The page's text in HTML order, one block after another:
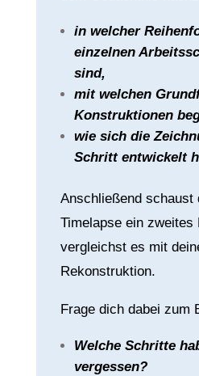
in welcher
einzelnen
sind,
mit welchen
Konstruktionen
wie sich die
Schritt entwickelt
Anschließend schaust
Timelapse ein zweites
vergleichst es mit
Rekonstruktion.
Frage dich dabei zum
Welche Schritte
vergessen?